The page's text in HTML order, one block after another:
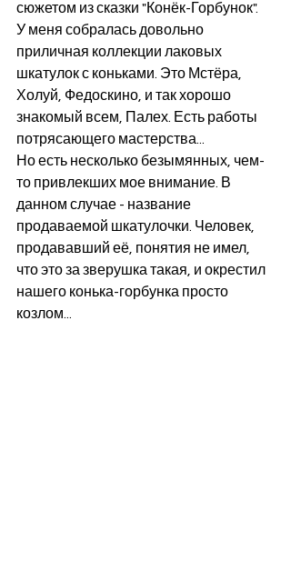
сюжетом из сказки "Конёк-Горбунок".
У меня собралась довольно
приличная коллекции лаковых
шкатулок с коньками. Это Мстёра,
Холуй, Федоскино, и так хорошо
знакомый всем, Палех. Есть работы
потрясающего мастерства...
Но есть несколько безымянных, чем-
то привлекших мое внимание. В
данном случае - название
продаваемой шкатулочки. Человек,
продававший её, понятия не имел,
что это за зверушка такая, и окрестил
нашего конька-горбунка просто
козлом...